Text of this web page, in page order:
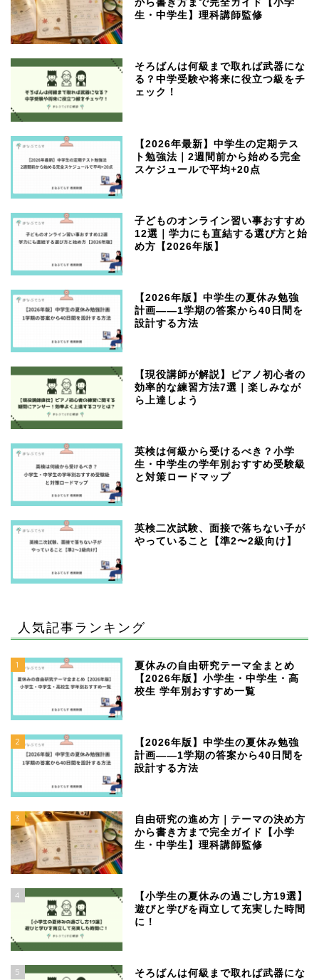
から書き方まで完全ガイド【小学
生・中学生】理科講師監修
そろばんは何級まで取れば武器にな
る？中学受験や将来に役立つ級をチ
ェック！
【2026年最新】中学生の定期テス
ト勉強法｜2週間前から始める完全
スケジュールで平均+20点
子どものオンライン習い事おすすめ
12選｜学力にも直結する選び方と始
め方【2026年版】
【2026年版】中学生の夏休み勉強
計画——1学期の答案から40日間を
設計する方法
【現役講師が解説】ピアノ初心者の
効率的な練習方法7選｜楽しみなが
ら上達しよう
英検は何級から受けるべき？小学
生・中学生の学年別おすすめ受験級
と対策ロードマップ
英検二次試験、面接で落ちない子が
やっていること【準2〜2級向け】
人気記事ランキング
1
夏休みの自由研究テーマ全まとめ
【2026年版】小学生・中学生・高
校生 学年別おすすめ一覧
2
【2026年版】中学生の夏休み勉強
計画——1学期の答案から40日間を
設計する方法
3
自由研究の進め方｜テーマの決め方
から書き方まで完全ガイド【小学
生・中学生】理科講師監修
4
【小学生の夏休みの過ごし方19選】
遊びと学びを両立して充実した時間
に！
5
そろばんは何級まで取れば武器にな